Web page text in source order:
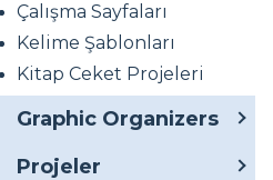
Çalışma Sayfaları
Kelime Şablonları
Kitap Ceket Projeleri
Graphic Organizers
Projeler